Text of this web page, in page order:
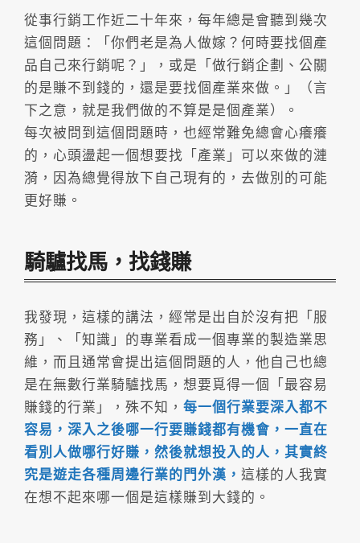
從事行銷工作近二十年來，每年總是會聽到幾次
這個問題：「你們老是為人做嫁？何時要找個產
品自己來行銷呢？」，或是「做行銷企劃、公關
的是賺不到錢的，還是要找個產業來做。」（言
下之意，就是我們做的不算是是個產業）。
每次被問到這個問題時，也經常難免總會心癢癢
的，心頭盪起一個想要找「產業」可以來做的漣
漪，因為總覺得放下自己現有的，去做別的可能
更好賺。
騎驢找馬，找錢賺
我發現，這樣的講法，經常是出自於沒有把「服
務」、「知識」的專業看成一個專業的製造業思
維，而且通常會提出這個問題的人，他自己也總
是在無數行業騎驢找馬，想要覓得一個「最容易
賺錢的行業」，殊不知， 每一個行業要深入都不
容易，深入之後哪一行要賺錢都有機會，一直在
看別人做哪行好賺，然後就想投入的人，其實終
究是遊走各種周邊行業的門外漢， 這樣的人我實
在想不起來哪一個是這樣賺到大錢的。